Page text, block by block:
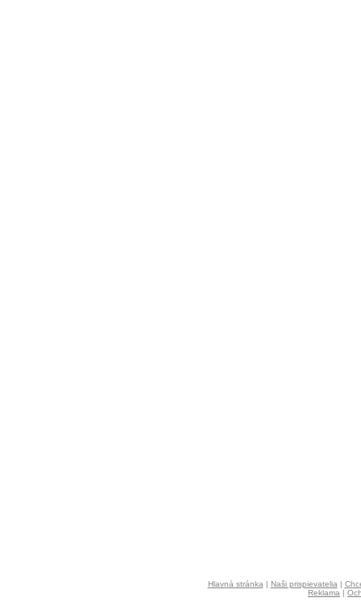
Hlavná stránka | Naši prispievatelia |
Reklama |